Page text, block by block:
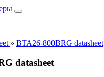
» BTA26-800BRG datasheet
datasheet